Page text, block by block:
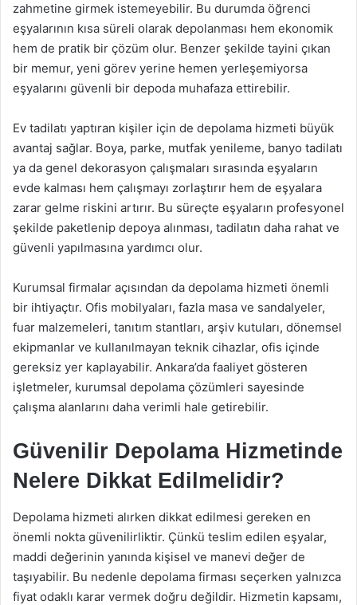
zahmetine girmek istemeyebilir. Bu durumda öğrenci
eşyalarının kısa süreli olarak depolanması hem ekonomik
hem de pratik bir çözüm olur. Benzer şekilde tayini çıkan
bir memur, yeni görev yerine hemen yerleşemiyorsa
eşyalarını güvenli bir depoda muhafaza ettirebilir.
Ev tadilatı yaptıran kişiler için de depolama hizmeti büyük
avantaj sağlar. Boya, parke, mutfak yenileme, banyo tadilatı
ya da genel dekorasyon çalışmaları sırasında eşyaların
evde kalması hem çalışmayı zorlaştırır hem de eşyalara
zarar gelme riskini artırır. Bu süreçte eşyaların profesyonel
şekilde paketlenip depoya alınması, tadilatın daha rahat ve
güvenli yapılmasına yardımcı olur.
Kurumsal firmalar açısından da depolama hizmeti önemli
bir ihtiyaçtır. Ofis mobilyaları, fazla masa ve sandalyeler,
fuar malzemeleri, tanıtım stantları, arşiv kutuları, dönemsel
ekipmanlar ve kullanılmayan teknik cihazlar, ofis içinde
gereksiz yer kaplayabilir. Ankara’da faaliyet gösteren
işletmeler, kurumsal depolama çözümleri sayesinde
çalışma alanlarını daha verimli hale getirebilir.
Güvenilir Depolama Hizmetinde
Nelere Dikkat Edilmelidir?
Depolama hizmeti alırken dikkat edilmesi gereken en
önemli nokta güvenilirliktir. Çünkü teslim edilen eşyalar,
maddi değerinin yanında kişisel ve manevi değer de
taşıyabilir. Bu nedenle depolama firması seçerken yalnızca
fiyat odaklı karar vermek doğru değildir. Hizmetin kapsamı,